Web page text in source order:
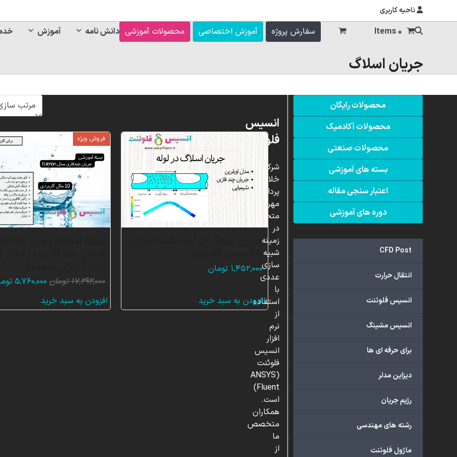
ناحیه کاربری
آموزش دانش نامه محصولات آموزشی آموزش اختصاصی سفارش پروژه 0 Items
جریان اسلاگ
جریان اسلاگ در لوله، شبیه سازی
۱,۴۵۲,۰۰۰ تومان
افزودن به سبد خرید
فروش ویژه
۱۷,۲۹۲,۰۰۰ تومان قیمت
۵,۷۶۰,۰۰۰
افزودن به سبد خرید
محصولات رایگان
محصولات آکادمیک
محصولات صنعتی
بسته های آموزشی
اعتبار سنجی مقاله
دوره های آموزشی
CFD Post
انتقال حرارت
انسیس فلوئنت
انسیس مشینگ
برای حرفه ای ها
دیزاین مدلر
رژیم جریان
رشته های مهندسی
ماژول فلوئنت
انسیس
فلوئنت
شرکت
خلاق
پردازشگران
مهر،
متخصص
در
زمینه
شبیه
سازی
عددی
با
استفاده
از
نرم
افزار
انسیس
فلوئنت
(ANSYS
Fluent)
است.
همکاران
متخصص
ما
از